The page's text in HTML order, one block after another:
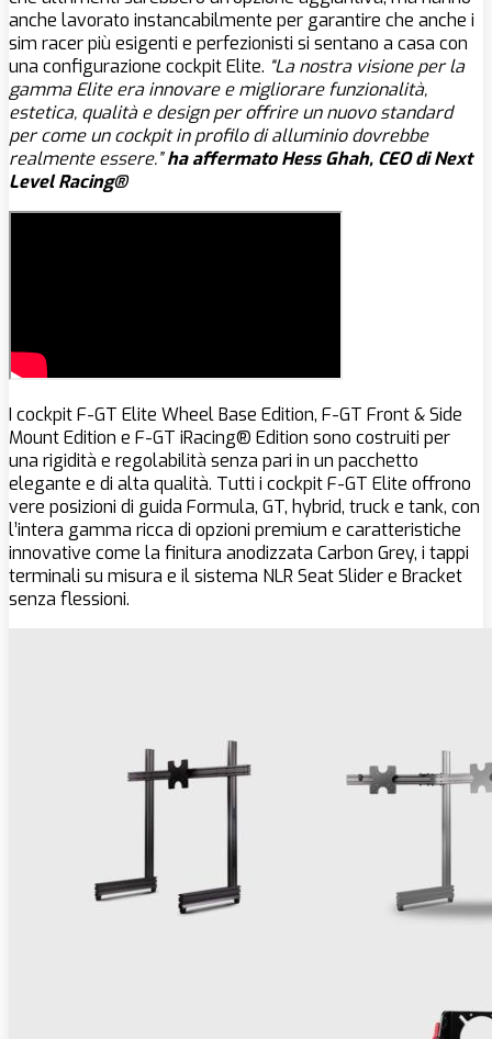
anche lavorato instancabilmente per garantire che anche i
sim racer più esigenti e perfezionisti si sentano a casa con
una configurazione cockpit Elite. “La nostra visione per la
gamma Elite era innovare e migliorare funzionalità,
estetica, qualità e design per offrire un nuovo standard
per come un cockpit in profilo di alluminio dovrebbe
realmente essere.”ha affermato Hess Ghah, CEO di Next
Level Racing®
I cockpit F-GT Elite Wheel Base Edition, F-GT Front & Side
Mount Edition e F-GT iRacing® Edition sono costruiti per
una rigidità e regolabilità senza pari in un pacchetto
elegante e di alta qualità. Tutti i cockpit F-GT Elite offrono
vere posizioni di guida Formula, GT, hybrid, truck e tank, con
l’intera gamma ricca di opzioni premium e caratteristiche
innovative come la finitura anodizzata Carbon Grey, i tappi
terminali su misura e il sistema NLR Seat Slider e Bracket
senza flessioni.